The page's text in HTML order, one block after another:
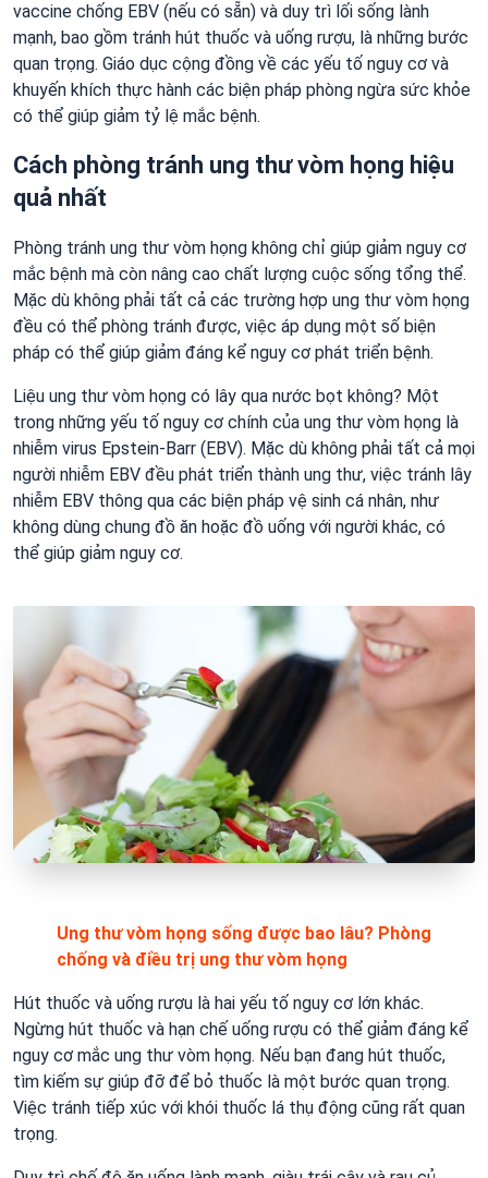
vaccine chống EBV (nếu có sẵn) và duy trì lối sống lành
mạnh, bao gồm tránh hút thuốc và uống rượu, là những bước
quan trọng. Giáo dục cộng đồng về các yếu tố nguy cơ và
khuyến khích thực hành các biện pháp phòng ngừa sức khỏe
có thể giúp giảm tỷ lệ mắc bệnh.
Cách phòng tránh ung thư vòm họng hiệu
quả nhất
Phòng tránh ung thư vòm họng không chỉ giúp giảm nguy cơ
mắc bệnh mà còn nâng cao chất lượng cuộc sống tổng thể.
Mặc dù không phải tất cả các trường hợp ung thư vòm họng
đều có thể phòng tránh được, việc áp dụng một số biện
pháp có thể giúp giảm đáng kể nguy cơ phát triển bệnh.
Liệu ung thư vòm họng có lây qua nước bọt không? Một
trong những yếu tố nguy cơ chính của ung thư vòm họng là
nhiễm virus Epstein-Barr (EBV). Mặc dù không phải tất cả mọi
người nhiễm EBV đều phát triển thành ung thư, việc tránh lây
nhiễm EBV thông qua các biện pháp vệ sinh cá nhân, như
không dùng chung đồ ăn hoặc đồ uống với người khác, có
thể giúp giảm nguy cơ.
Ung thư vòm họng sống được bao lâu? Phòng
chống và điều trị ung thư vòm họng
Hút thuốc và uống rượu là hai yếu tố nguy cơ lớn khác.
Ngừng hút thuốc và hạn chế uống rượu có thể giảm đáng kể
nguy cơ mắc ung thư vòm họng. Nếu bạn đang hút thuốc,
tìm kiếm sự giúp đỡ để bỏ thuốc là một bước quan trọng.
Việc tránh tiếp xúc với khói thuốc lá thụ động cũng rất quan
trọng.